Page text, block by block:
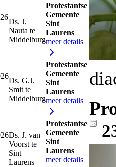
Ds. J.
Nauta te
Middelburg
Protestantse
Gemeente
Sint
Laurens
meer details
Ds. G.J.
Smit te
Middelburg
Protestantse
Gemeente
Sint
Laurens
meer details
Ds. J. van
Voorst te
Sint
Laurens
Protestantse
Gemeente
Sint
Laurens
meer details